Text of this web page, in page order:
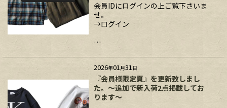
会員IDにログインの上ご覧下さいま
せ。
→ログイン
…
2026年01月31日
『会員様限定頁』を更新致しまし
た。～追加で新入荷2点掲載してお
ります～